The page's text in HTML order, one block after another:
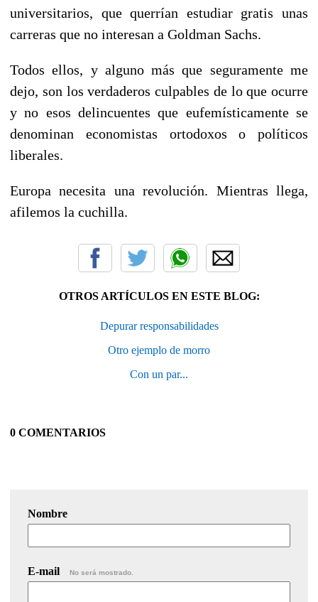
universitarios, que querrían estudiar gratis unas
carreras que no interesan a Goldman Sachs.
Todos ellos, y alguno más que seguramente me
dejo, son los verdaderos culpables de lo que ocurre
y no esos delincuentes que eufemísticamente se
denominan economistas ortodoxos o políticos
liberales.
Europa necesita una revolución. Mientras llega,
afilemos la cuchilla.
OTROS ARTÍCULOS EN ESTE BLOG:
Depurar responsabilidades
Otro ejemplo de morro
Con un par...
0 COMENTARIOS
Nombre
E-mail No será mostrado.